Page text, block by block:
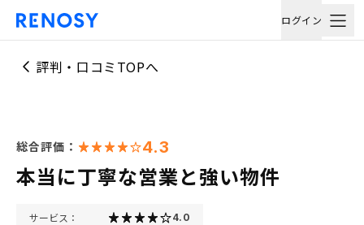
ログイン
評判・口コミTOPへ
総合評価： 4.3
本当に丁寧な営業と強い物件
サービス： 4.0